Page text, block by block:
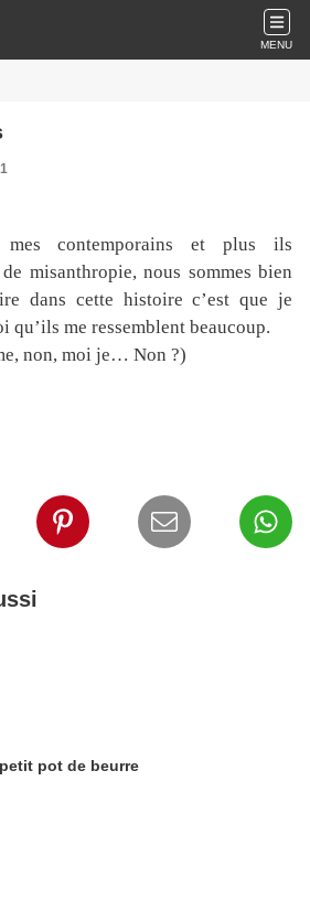
MENU
contemporains et plus ils
misanthropie, nous sommes bien
dans cette histoire c’est que je
qu’ils me ressemblent beaucoup.
non, moi je… Non ?)
pot de beurre